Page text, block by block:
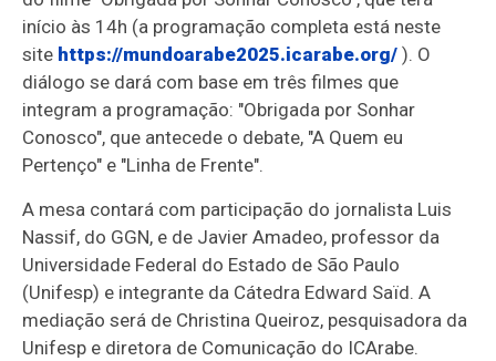
início às 14h (a programação completa está neste
site https://mundoarabe2025.icarabe.org/ ). O
diálogo se dará com base em três filmes que
integram a programação: "Obrigada por Sonhar
Conosco", que antecede o debate, "A Quem eu
Pertenço" e "Linha de Frente".
A mesa contará com participação do jornalista Luis
Nassif, do GGN, e de Javier Amadeo, professor da
Universidade Federal do Estado de São Paulo
(Unifesp) e integrante da Cátedra Edward Saïd. A
mediação será de Christina Queiroz, pesquisadora da
Unifesp e diretora de Comunicação do ICArabe.